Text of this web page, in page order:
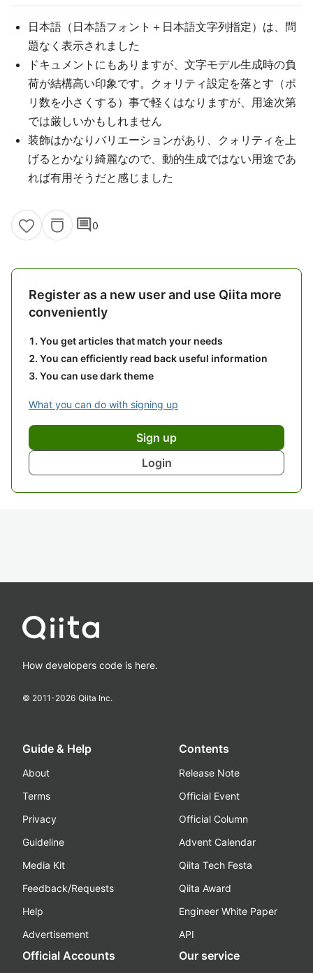
日本語（日本語フォント＋日本語文字列指定）は、問
題なく表示されました
ドキュメントにもありますが、文字モデル生成時の負
荷が結構高い印象です。クォリティ設定を落とす（ポ
リ数を小さくする）事で軽くはなりますが、用途次第
では厳しいかもしれません
装飾はかなりバリエーションがあり、クォリティを上
げるとかなり綺麗なので、動的生成ではない用途であ
れば有用そうだと感じました
comment0
Register as a new user and use Qiita more
conveniently
You get articles that match your needs
You can efficiently read back useful information
You can use dark theme
What you can do with signing up
Sign up
Login
How developers code is here.
© 2011-2026 Qiita Inc.
Guide & Help
About
Terms
Privacy
Guideline
Media Kit
Feedback/Requests
Help
Advertisement
Contents
Release Note
Official Event
Official Column
Advent Calendar
Qiita Tech Festa
Qiita Award
Engineer White Paper
API
Official Accounts Our service